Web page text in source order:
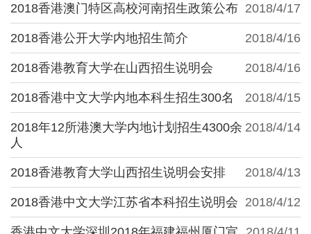
2018/4/17
2018香港澳门特区高校河南招生政策公布
2018/4/16
2018香港公开大学内地招生简介
2018/4/16
2018香港教育大学在山西招生说明会
2018/4/15
2018香港中文大学内地本科生招生300名
2018/4/14
2018年12所港澳大学内地计划招生4300余
人
2018/4/13
2018香港教育大学山西招生说明会安排
2018/4/12
2018香港中文大学江苏省本科招生说明会